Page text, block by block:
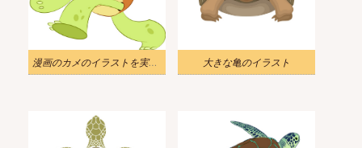
漫画のカメのイラストを実行しています。 大きな亀のイラスト